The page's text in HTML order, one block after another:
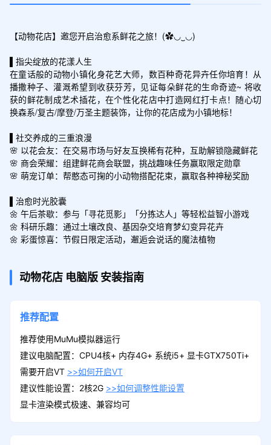
【动物花店】邀您开启治愈系鲜花之旅！(✿◡‿◡)
▌指尖绽放的花漾人生
在童话般的动物小镇化身花艺大师，数百种奇花异卉任你培育！从
播撒种子、灌溉希望到收获芬芳，见证每朵鲜花的生命奇迹~ 将收
获的鲜花制成艺术插花，在个性化花店中打造网红打卡点！随心切
换森系/复古/摩登/万圣主题装饰，让你的花店成为小镇地标！
▌社交养成的三重浪漫
🌸 以花会友：在交易市场与好友互换稀有花种，互助解锁隐藏鲜花
🌸 商会荣耀：组建鲜花商会联盟，挑战趣味任务赢取限定勋章
🌸 萌宠订单：帮憨态可掬的小动物搭配花束，赢取各种神秘奖励
▌治愈时光胶囊
🌼 午后茶歇：参与「寻花觅影」「分拣达人」等轻松益智小游戏
🌼 科研乐趣：通过土壤改良、基因杂交培育梦幻变异花卉
🌼 彩蛋惊喜：节假日限定活动，邂逅会说话的魔法植物
动物花店 电脑版 安装指南
推荐配置
推荐使用MuMu模拟器运行
建议电脑配置：CPU4核+ 内存4G+ 系统i5+ 显卡GTX750Ti+
需要开启VT >>如何开启VT
建议性能设置：2核2G >>如何调整性能设置
显卡渲染模式极速、兼容均可